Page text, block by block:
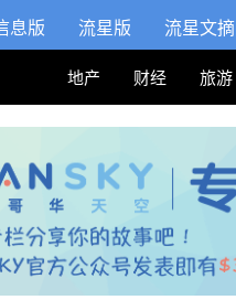
息版 流星版 流星文摘
地产 财经 旅游